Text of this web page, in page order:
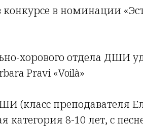
в номинации
хорового отдела ДШИ
Pravi «Voilà»
(класс преподавателя
категория 8-10 лет, с